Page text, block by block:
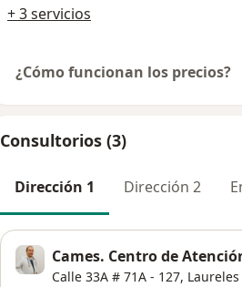
+ 3 servicios
¿Cómo funcionan los precios?
Consultorios (3)
Dirección 1 Dirección 2
Cames. Centro de
Calle 33A # 71A - 127,